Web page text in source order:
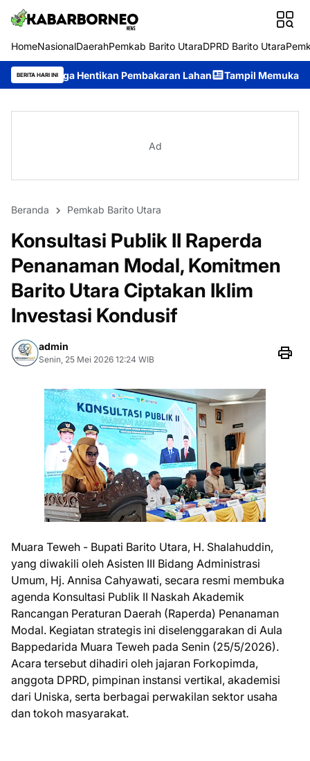
HomeNasionalDaerahPemkab Barito UtaraDPRD Barito Utara
BERITA HARI INI
Pembakaran Lahan Tampil Memukau, Seribu Riam
Ad
Beranda Pemkab Barito Utara
Konsultasi Publik II Raperda
Penanaman Modal, Komitmen
Barito Utara Ciptakan Iklim
Investasi Kondusif
admin
Senin, 25 Mei 2026 12:24 WIB
Muara Teweh - Bupati Barito Utara, H. Shalahuddin,
yang diwakili oleh Asisten III Bidang Administrasi
Umum, Hj. Annisa Cahyawati, secara resmi membuka
agenda Konsultasi Publik II Naskah Akademik
Rancangan Peraturan Daerah (Raperda) Penanaman
Modal. Kegiatan strategis ini diselenggarakan di Aula
Bappedarida Muara Teweh pada Senin (25/5/2026).
Acara tersebut dihadiri oleh jajaran Forkopimda,
anggota DPRD, pimpinan instansi vertikal, akademisi
dari Uniska, serta berbagai perwakilan sektor usaha
dan tokoh masyarakat.